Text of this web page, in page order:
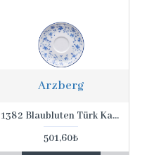
Arzberg
1382 Blaubluten Türk Kahve Fincanı Tabağı
501,60₺